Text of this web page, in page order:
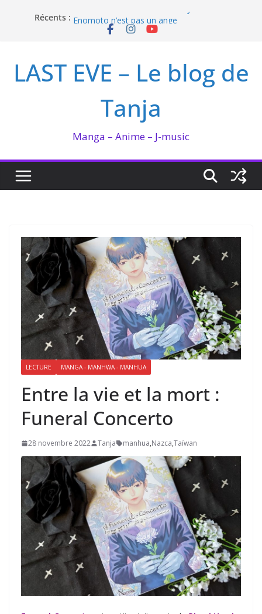
Récents : I’m not in love de Zeniko Sumiya
Enomoto n’est pas un ange
Ma collection BANANA FISH
LAST EVE – Le blog de
Tanja
Manga – Anime – J-music
LECTURE MANGA - MANHWA - MANHUA
Entre la vie et la mort :
Funeral Concerto
28 novembre 2022 Tanja manhua,Nazca,Taïwan